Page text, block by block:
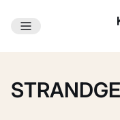
Ga naar